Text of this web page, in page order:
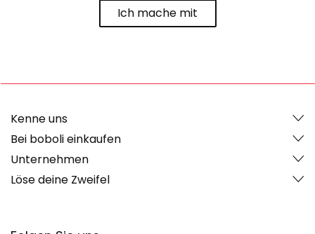
Ich mache mit
Kenne uns
Bei boboli einkaufen
Unternehmen
Löse deine Zweifel